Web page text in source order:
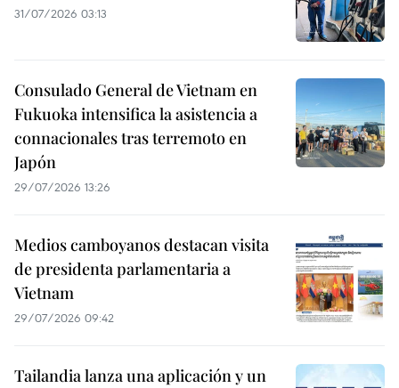
31/07/2026 03:13
Consulado General de Vietnam en
Fukuoka intensifica la asistencia a
connacionales tras terremoto en
Japón
29/07/2026 13:26
Medios camboyanos destacan visita
de presidenta parlamentaria a
Vietnam
29/07/2026 09:42
Tailandia lanza una aplicación y un